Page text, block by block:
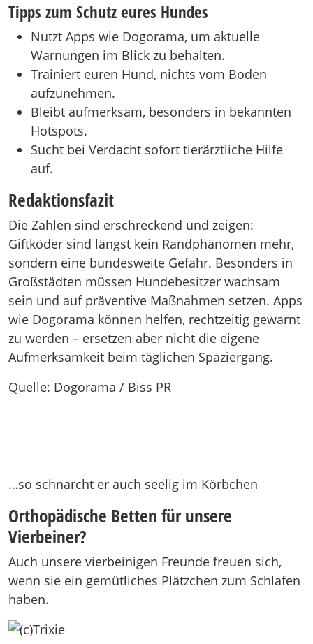
Tipps zum Schutz eures Hundes
Nutzt Apps wie Dogorama, um aktuelle
Warnungen im Blick zu behalten.
Trainiert euren Hund, nichts vom Boden
aufzunehmen.
Bleibt aufmerksam, besonders in bekannten
Hotspots.
Sucht bei Verdacht sofort tierärztliche Hilfe
auf.
Redaktionsfazit
Die Zahlen sind erschreckend und zeigen:
Giftköder sind längst kein Randphänomen mehr,
sondern eine bundesweite Gefahr. Besonders in
Großstädten müssen Hundebesitzer wachsam
sein und auf präventive Maßnahmen setzen. Apps
wie Dogorama können helfen, rechtzeitig gewarnt
zu werden – ersetzen aber nicht die eigene
Aufmerksamkeit beim täglichen Spaziergang.
Quelle: Dogorama / Biss PR
…so schnarcht er auch seelig im Körbchen
Orthopädische Betten für unsere
Vierbeiner?
Auch unsere vierbeinigen Freunde freuen sich,
wenn sie ein gemütliches Plätzchen zum Schlafen
haben.